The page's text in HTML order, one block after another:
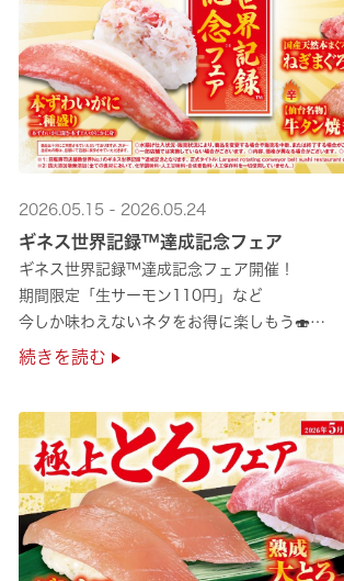
2026.05.15 - 2026.05.24
ギネス世界記録™達成記念フェア
ギネス世界記録™達成記念フェア開催！
期間限定「生サーモン110円」など
今しか味わえないネタをお得に楽しもう🍣
是非お越しください✨
続きを読む